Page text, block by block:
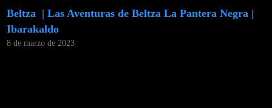
Beltza | Las Aventuras de Beltza La Pantera Negra |
Ibarakaldo
8 de marzo de 2023